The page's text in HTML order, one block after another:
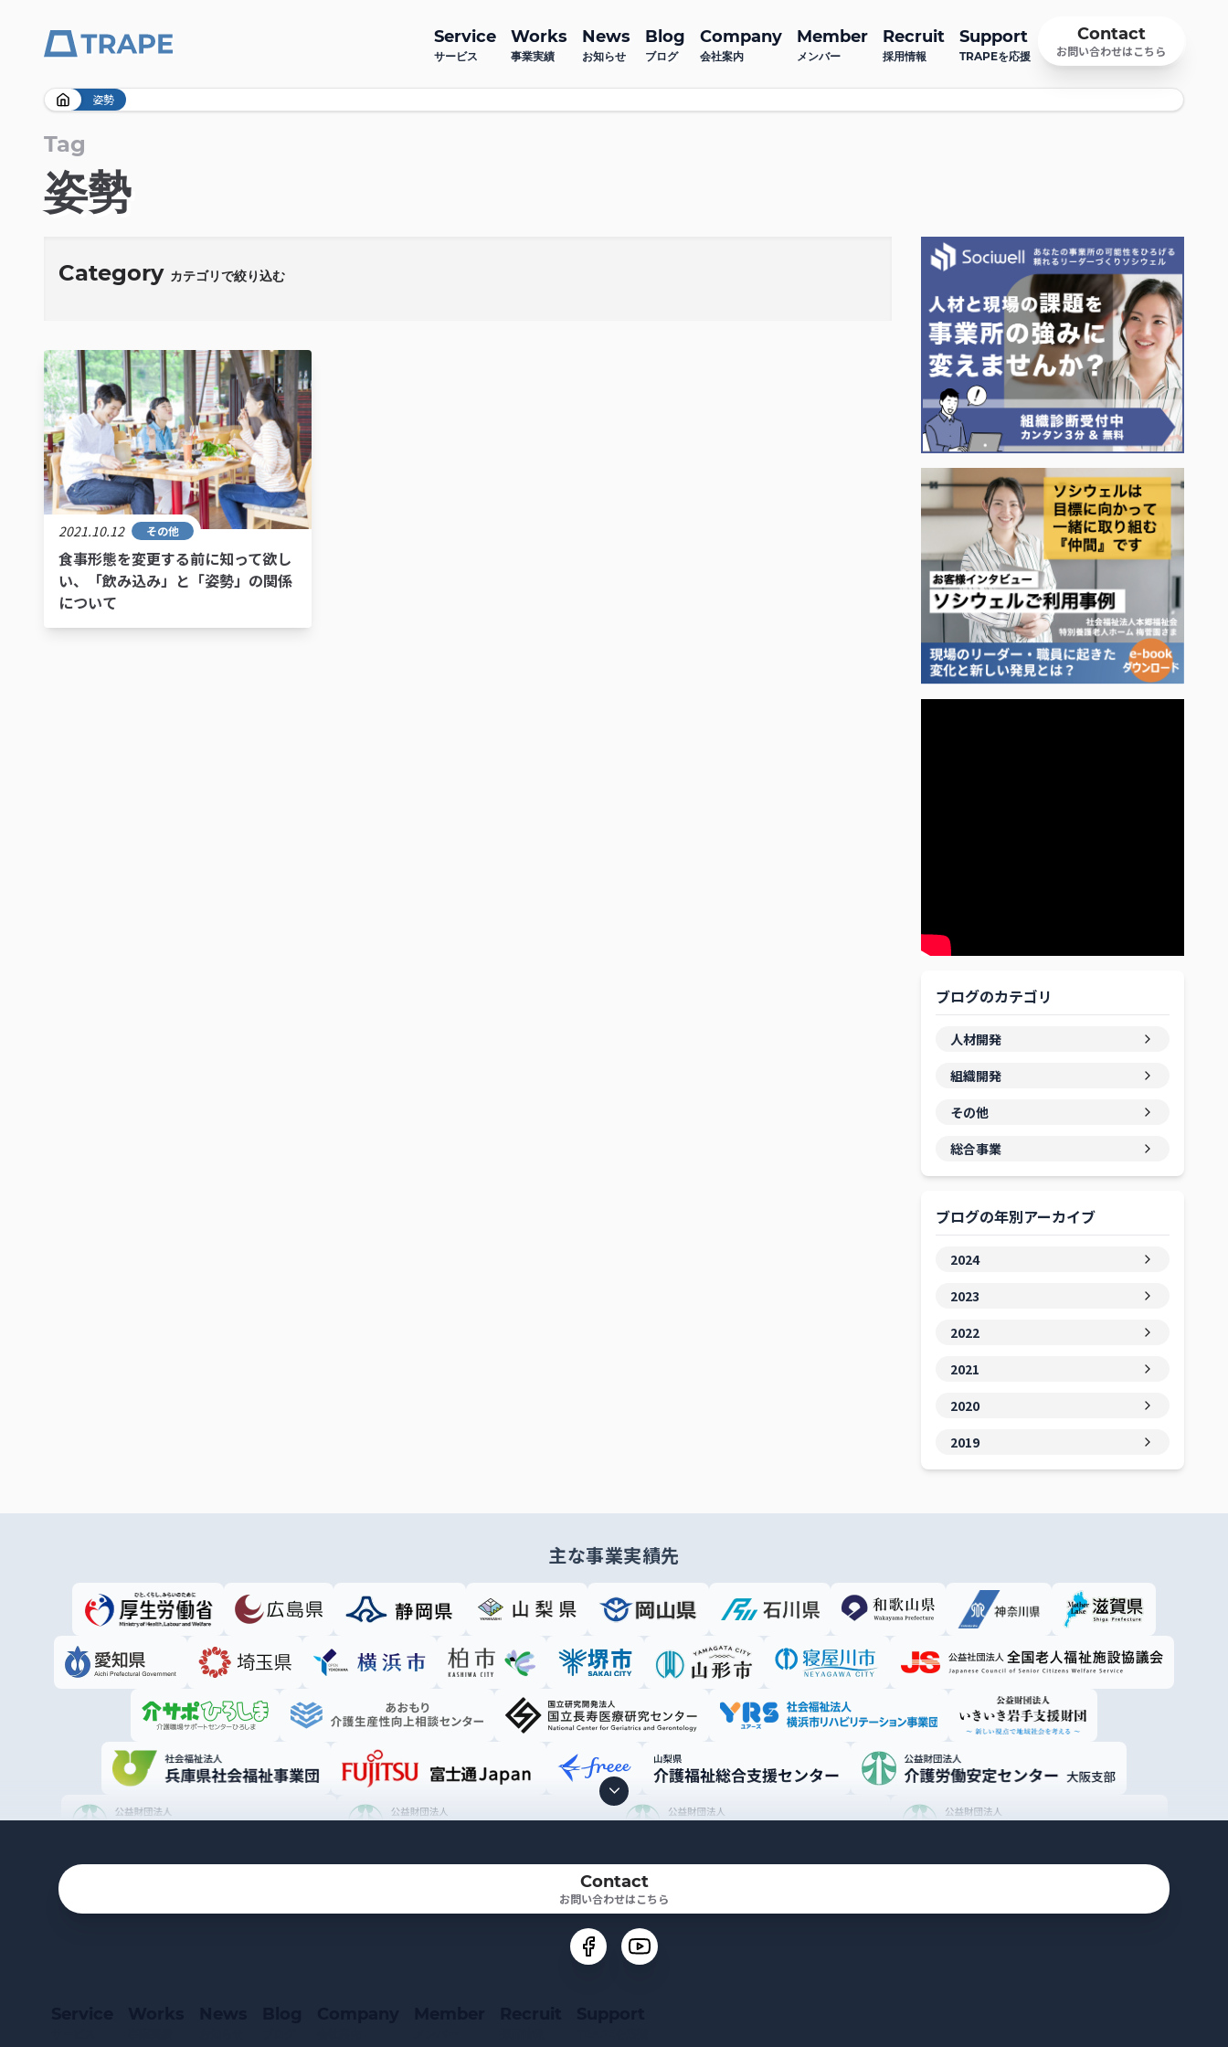
content
Service
サービス
Works
事業実績
News
お知らせ
Blog
ブログ
Company
会社案内
Member
メンバー
Recruit
採用情報
Support
TRAPEを応援
Contact
お問い合わせはこちら
姿勢
Tag
姿勢
Category カテゴリで絞り込む
2021.10.12 その他
食事形態を変更する前に知って欲し
い、「飲み込み」と「姿勢」の関係
について
ブログのカテゴリ
人材開発
組織開発
その他
総合事業
ブログの年別アーカイブ
2024
2023
2022
2021
2020
2019
主な事業実績先
Contact
お問い合わせはこちら